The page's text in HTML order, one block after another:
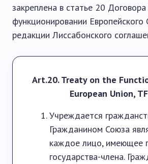
закреплена в статье 20
функционировании Европейского
редакции Лиссабонского
Art.20. Treaty on the
European Union,
Учреждается
Гражданином Союза
каждое лицо, имеющее
государства-члена.